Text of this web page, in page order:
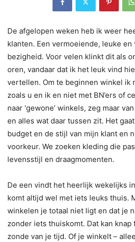
De afgelopen weken heb ik weer
klanten. Een vermoeiende, leuke en
bezigheid. Voor velen klinkt dit als
oren, vandaar dat ik het leuk vind
vertellen. Om te beginnen winkel ik
zoals u en ik en niet met BN’ers of
naar ‘gewone’ winkels, zeg maar
en alles wat daar tussen zit. Het
budget en de stijl van mijn klant en
voorkeur. We zoeken kleding die
levensstijl en draagmomenten.
De een vindt het heerlijk wekelijks
komt altijd wel met iets leuks thuis.
winkelen je totaal niet ligt en dat je
zonder iets thuiskomt. Dat kan
zonde van je tijd. Of je winkelt –